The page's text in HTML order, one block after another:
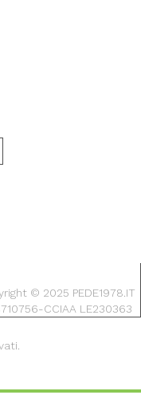
© 2025 PEDE1978.IT
CCIAA LE230363